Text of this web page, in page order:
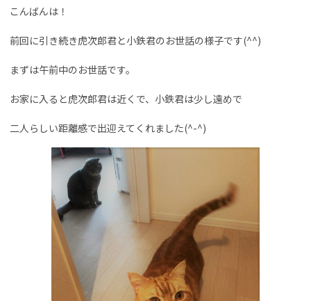
こんばんは！
前回に引き続き虎次郎君と小鉄君のお世話の様子です(^^)
まずは午前中のお世話です。
お家に入ると虎次郎君は近くで、小鉄君は少し遠めで
二人らしい距離感で出迎えてくれました(^-^)